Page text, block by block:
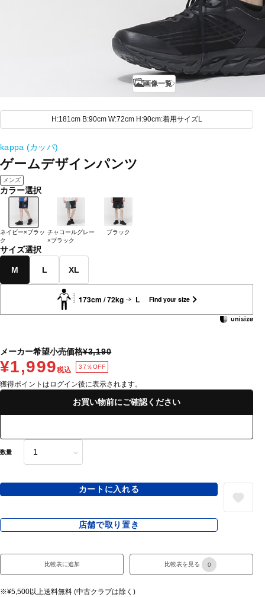
画像一覧
H:181cm B:90cm W:72cm H:90cm:着用サイズL
kappa (カッパ)
ゲームデザインパンツ
メンズ
カラー選択
ネイビー×ブラッ
ク
チャコールグレー
×ブラック
ブラック
サイズ選択
M L XL
173cm / 72kg L Find your size
メーカー希望小売価格¥3,190
¥1,999税込 37％OFF
獲得ポイントはログイン後に表示されます。
お買い物前にご確認ください
数量
カートに入れる
店舗で取り置き
比較表に追加 比較表を見る 0
※¥5,500以上送料無料 (中古クラブは除く)